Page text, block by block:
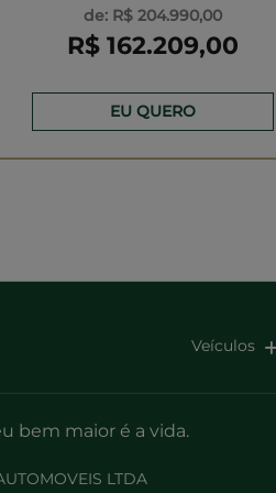
de: R$ 204.990,00
R$ 162.209,00
EU QUERO
Veículos
bem maior é a vida.
LTDA